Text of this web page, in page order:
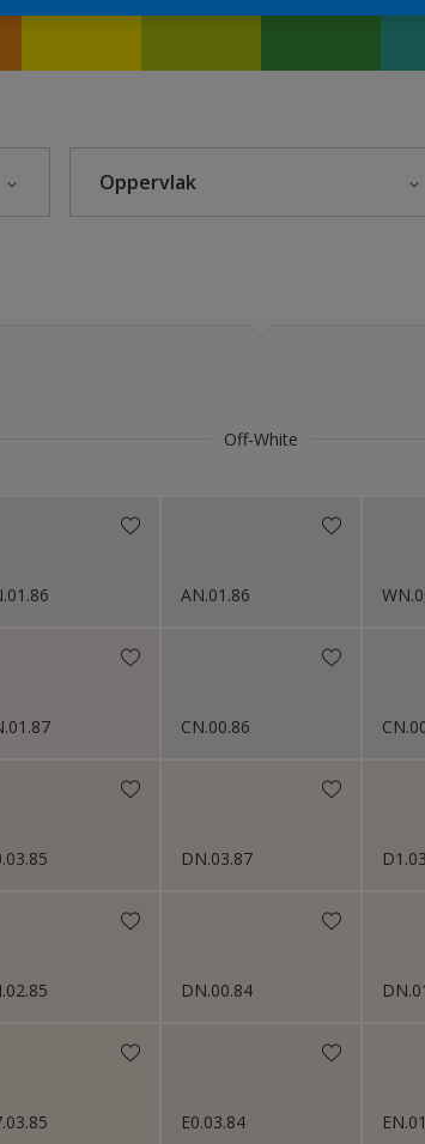
Kleuren
Oppervlak
Off-White
AN.01.86
CN.00.86
DN.03.87
DN.00.84
E0.03.84